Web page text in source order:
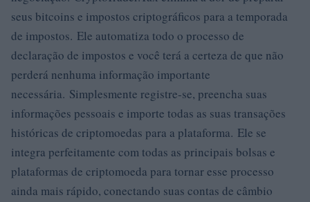
seus bitcoins e impostos criptográficos para a temporada
de impostos. Ele automatiza todo o processo de
declaração de impostos e você terá a certeza de que não
perderá nenhuma informação importante
necessária. Simplesmente registre-se, preencha suas
informações pessoais e importe todas as suas transações
históricas de criptomoedas para a plataforma. Ele se
integra perfeitamente com todas as principais bolsas e
plataformas de criptomoeda para tornar esse processo
ainda mais rápido, conectando suas contas de câmbio